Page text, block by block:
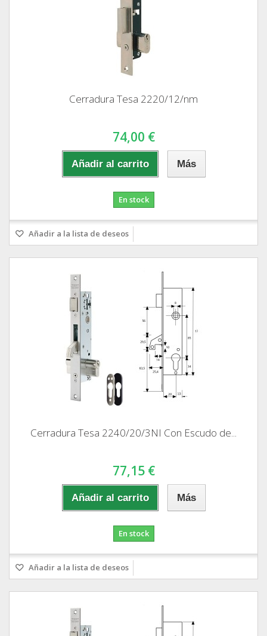
Cerradura Tesa 2220/12/nm
74,00 €
Añadir al carrito Más
En stock
Añadir a la lista de deseos
Cerradura Tesa 2240/20/3NI Con Escudo de...
77,15 €
Añadir al carrito Más
En stock
Añadir a la lista de deseos